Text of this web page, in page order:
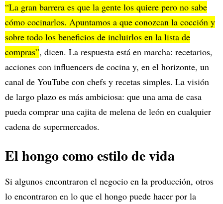
“La gran barrera es que la gente los quiere pero no sabe
cómo cocinarlos. Apuntamos a que conozcan la cocción y
sobre todo los beneficios de incluirlos en la lista de
compras”, dicen. La respuesta está en marcha: recetarios,
acciones con influencers de cocina y, en el horizonte, un
canal de YouTube con chefs y recetas simples. La visión
de largo plazo es más ambiciosa: que una ama de casa
pueda comprar una cajita de melena de león en cualquier
cadena de supermercados.
El hongo como estilo de vida
Si algunos encontraron el negocio en la producción, otros
lo encontraron en lo que el hongo puede hacer por la